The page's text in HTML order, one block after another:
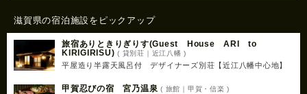
滋賀県の宿泊施設をピックアップ
旅宿ありときりぎりす(Guest House ARI to
KIRIGIRISU) ( 貸別荘｜近江八幡 )
平屋造り半露天風呂付 デザイナーズ別荘【近江八幡中心地】
甲賀忍びの宿 宮乃温泉 ( 旅館｜甲賀・信楽 )